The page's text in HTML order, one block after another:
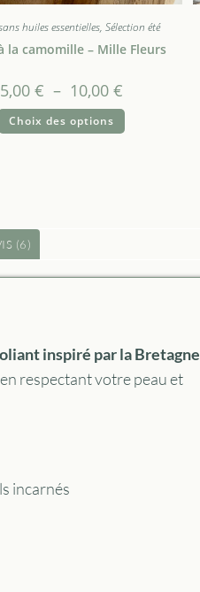
huiles essentielles, Sélection été
la camomille – Mille Fleurs
5,00 € – 10,00 €
Choix des options
(6)
inspiré par la
respectant votre peau et
incarnés